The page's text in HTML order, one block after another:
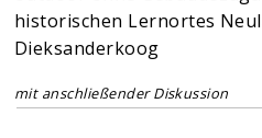
historischen Lernortes
Dieksanderkoog
mit anschließender Diskussion